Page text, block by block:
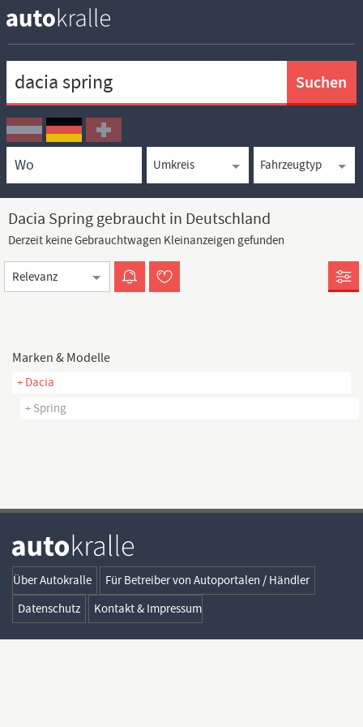
Ortssuche
Umkreissuche
Typsuche
Dacia Spring gebraucht in Deutschland
Derzeit keine Gebrauchtwagen Kleinanzeigen gefunden
Sortierung
Marken & Modelle
+ Dacia
+ Spring
Über Autokralle
Für Betreiber von Autoportalen / Händler
Datenschutz
Kontakt & Impressum